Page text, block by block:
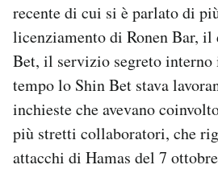
recente di cui si è parlato di
licenziamento di Ronen Bar,
Bet, il servizio segreto interno
tempo lo Shin Bet stava
inchieste che avevano
più stretti collaboratori, che
attacchi di Hamas del 7